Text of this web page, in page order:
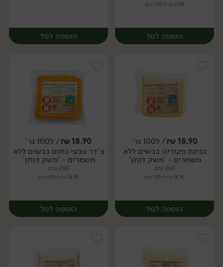
19.93 ₪ ל-100 גרם
הוספה לסל
יח׳
הוספה לסל
יח׳
18.90
₪/ ל100 גר'
גבינת פקורינו כבשים ללא
משמרים - 'משק דותן'
200 גרם
18.90 ₪ ל-100 גרם
הוספה לסל
18.90
₪/ ל100 גר'
צ'דר טבעי כתום כבשים ללא
משמרים - 'משק דותן'
200 גרם
18.90 ₪ ל-100 גרם
הוספה לסל